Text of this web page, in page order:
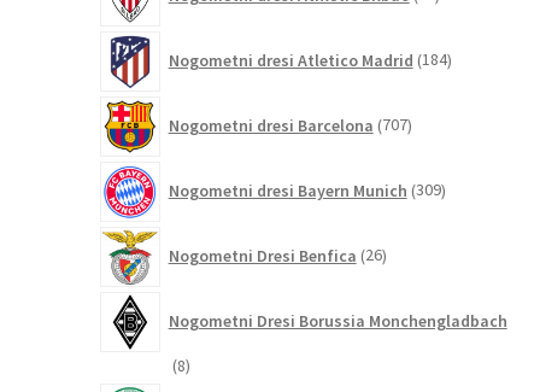
izdelkov
Nogometni dresi Atletico Madrid 184izdelkov
Nogometni dresi Barcelona 707izdelkov
Nogometni dresi Bayern Munich 309izdelkov
Nogometni Dresi Benfica 26izdelkov
Nogometni Dresi Borussia Monchengladbach
88